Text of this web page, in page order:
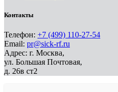
Контакты
Телефон: +7 (499) 110-27-54
Email: pr@sick-rf.ru
Адрес: г. Москва,
ул. Большая Почтовая,
д. 26в ст2